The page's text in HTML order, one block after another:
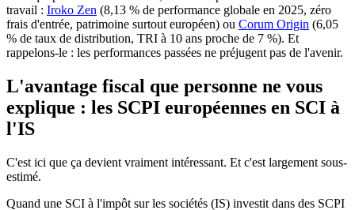
travail : Iroko Zen (8,13 % de performance globale en 2025, zéro
frais d'entrée, patrimoine surtout européen) ou Corum Origin (6,05
% de taux de distribution, TRI à 10 ans proche de 7 %). Et
rappelons-le : les performances passées ne préjugent pas de l'avenir.
L'avantage fiscal que personne ne vous
explique : les SCPI européennes en SCI à
l'IS
C'est ici que ça devient vraiment intéressant. Et c'est largement sous-
estimé.
Quand une SCI à l'impôt sur les sociétés (IS) investit dans des SCPI